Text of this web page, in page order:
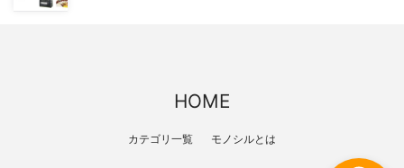
HOME
カテゴリ一覧 モノシルとは